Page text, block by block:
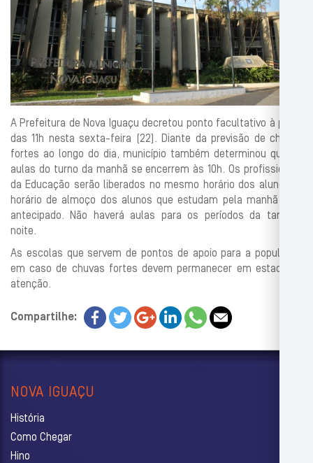
A Prefeitura de Nova Iguaçu decretou ponto facultativo à partir
das 11h nesta sexta-feira (22). Diante da previsão de chuvas
fortes ao longo do dia, município também determinou que as
aulas do turno da manhã se encerrem às 10h. Os profissionais
da Educação serão liberados no mesmo horário dos alunos. O
horário de almoço dos alunos que estudam pela manhã será
antecipado. Não haverá aulas para os períodos da tarde e
noite.
As escolas que servem de pontos de apoio para a população
em caso de chuvas fortes devem permanecer em estado de
atenção.
Compartilhe:
NOVA IGUAÇU
História
Como Chegar
Hino